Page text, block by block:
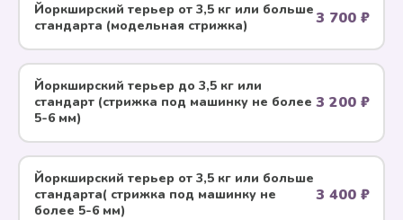
Йоркширский терьер от 3,5 кг или больше
стандарта (модельная стрижка)
3 700 ₽
Йоркширский терьер до 3,5 кг или
стандарт (стрижка под машинку не более
5-6 мм)
3 200 ₽
Йоркширский терьер от 3,5 кг или больше
стандарта( стрижка под машинку не
более 5-6 мм)
3 400 ₽